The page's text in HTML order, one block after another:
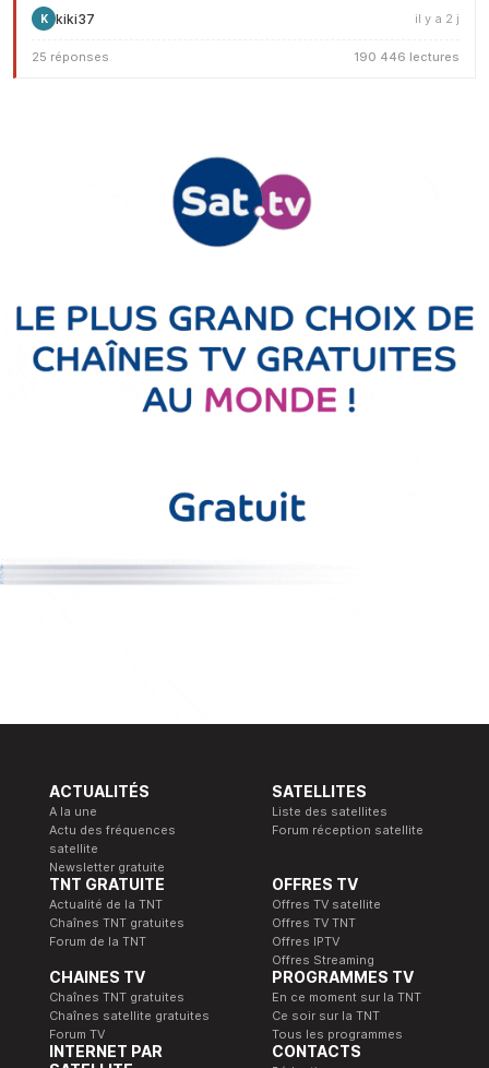
K kiki37 il y a 2 j
25 réponses 190 446 lectures
ACTUALITÉS
A la une
Actu des fréquences
satellite
Newsletter gratuite
SATELLITES
Liste des satellites
Forum réception satellite
TNT GRATUITE
Actualité de la TNT
Chaînes TNT gratuites
Forum de la TNT
OFFRES TV
Offres TV satellite
Offres TV TNT
Offres IPTV
Offres Streaming
CHAINES TV
Chaînes TNT gratuites
Chaînes satellite gratuites
Forum TV
PROGRAMMES TV
En ce moment sur la TNT
Ce soir sur la TNT
Tous les programmes
INTERNET PAR
CONTACTS